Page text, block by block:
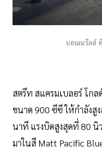
บอนเนวิลล์
สตรีท สแครมเบลอร์ โก
ขนาด 900 ซีซี ให้กำลังสู
นาที แรงบิดสูงสุดที่ 80
มาในสี Matt Pacific